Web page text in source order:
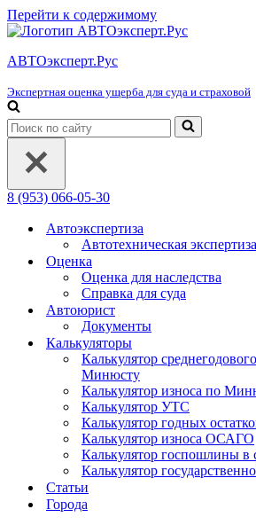
Перейти к содержимому
АВТОэксперт.Рус
Экспертная оценка ущерба для суда и страховой
Искать...
8 (953) 066-05-30
Автоэкспертиза
Автотехническая
Оценка
Оценка для наследства
Справка для суда
Автоюрист
Документы
Калькуляторы
Калькулятор
Минюсту
Калькулятор износа по
Калькулятор УТС
Калькулятор годных
Калькулятор износа ОСАГО
Калькулятор госпошлины в
Калькулятор
Статьи
Города